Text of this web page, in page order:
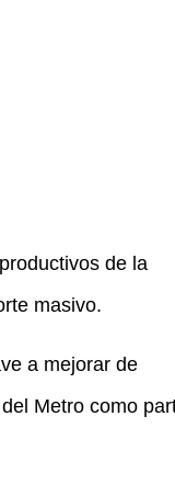
de la
masivo.
a mejorar de
Metro como